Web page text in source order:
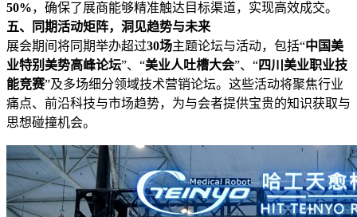
50%，确保了展商能够精准触达目标渠道，实现高效成交。
五、同期活动矩阵，洞见趋势与未来
展会期间将同期举办超过30场主题论坛与活动，包括“中国美
业特别美势高峰论坛”、“美业人吐槽大会”、“四川美业职业技
能竞赛”及多场细分领域技术营销论坛。这些活动将聚焦行业
痛点、前沿科技与市场趋势，为与会者提供宝贵的知识获取与
思想碰撞机会。